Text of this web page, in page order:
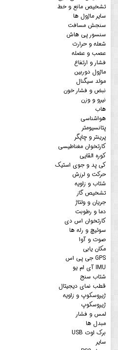
تشخیص مانع و خط
سایر ماژول ها
سنجش مسافت
سنسور پی هاش
شعله و حرارت
عصب و عضله
فشار و ارتفاع
ماژول دوربین
مولد سیگنال
نبض و فشار خون
نیرو و وزن
هاب
هواشناسی
پتانسیومتر
پرینتر و چاپگر
کارتخوان مغناطیسی
کوره القایی
کی پد و جوی استیک
حرکت و لرزش
شتاب و زاویه
تشخیص گاز
جریان و ولتاژ
دما و رطوبت
کارتخوان اس دی
سوئیچ و رله ها
صوت و آوا
مکان یابی
GPS جی پی اس
IMU آی ام یو
شتاب سنج
قطب نمای دیجیتال
ژیروسکوپ و زاویه
ژیروسکوپ
لمس و فشار
مبدل ها
برک اوت USB
سایر